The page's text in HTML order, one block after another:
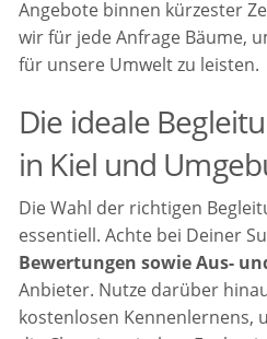
Angebote binnen kürzester
wir für jede Anfrage Bäume,
für unsere Umwelt zu leisten.
Die ideale
in Kiel und
Die Wahl der richtigen
essentiell. Achte bei Deiner
Bewertungen sowie Aus-
Anbieter. Nutze darüber
kostenlosen Kennenlernens,